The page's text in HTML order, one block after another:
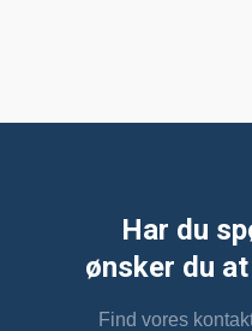
Har du
​ønsker du
Find vores